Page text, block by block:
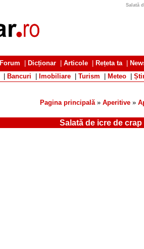
Salată
Forum Dicționar Articole Rețeta ta|
Bancuri Imobiliare Turism Meteo
Pagina principală» Aperitive »
Salată de icre de crap